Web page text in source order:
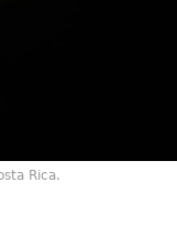
Rica.